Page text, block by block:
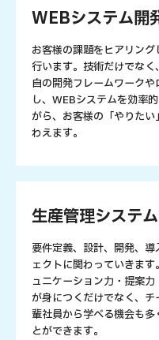
WEBシステム開
お客様の課題をヒアリン
行います。技術だけでな
自の開発フレームワーク
し、WEBシステムを効率
がら、お客様の「やりた
わえます。
生産管理システ
要件定義、設計、開発、
ェクトに関わっていきま
ュニケーション力・提案
が身につくだけでなく、
輩社員から学べる機会も
とができます。